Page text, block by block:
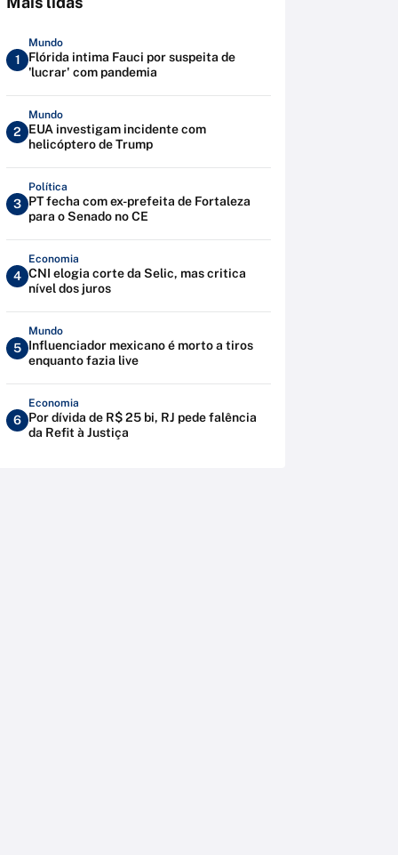
1
Mundo
Flórida intima Fauci por suspeita de
'lucrar' com pandemia
2
Mundo
EUA investigam incidente com
helicóptero de Trump
3
Política
PT fecha com ex-prefeita de Fortaleza
para o Senado no CE
4
Economia
CNI elogia corte da Selic, mas critica
nível dos juros
5
Mundo
Influenciador mexicano é morto a tiros
enquanto fazia live
6
Economia
Por dívida de R$ 25 bi, RJ pede falência
da Refit à Justiça